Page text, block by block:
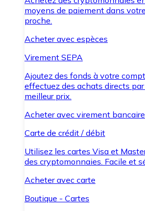
moyens de paiement dans
proche.
Acheter avec espèces
Virement SEPA
Ajoutez des fonds à votre
effectuez des achats directs
meilleur prix.
Acheter avec virement bancaire
Carte de crédit / débit
Utilisez les cartes Visa et
des cryptomonnaies. Facile et
Acheter avec carte
Boutique - Cartes